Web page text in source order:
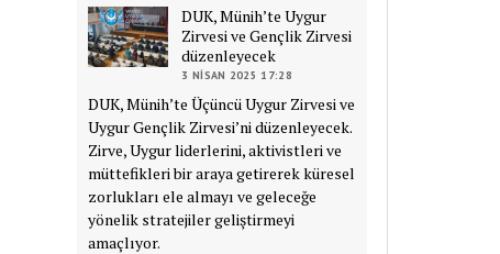
DUK, Münih’te Uygur
Zirvesi ve Gençlik Zirvesi
düzenleyecek
3 NISAN 2025 17:28
DUK, Münih’te Üçüncü Uygur Zirvesi ve
Uygur Gençlik Zirvesi’ni düzenleyecek.
Zirve, Uygur liderlerini, aktivistleri ve
müttefikleri bir araya getirerek küresel
zorlukları ele almayı ve geleceğe
yönelik stratejiler geliştirmeyi
amaçlıyor.